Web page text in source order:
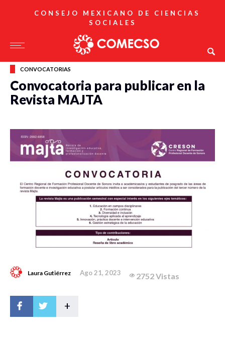
CONSEJO MEXICANO DE CIENCIAS
SOCIALES
CONVOCATORIAS
Convocatoria para publicar en la
Revista MAJTA
Laura Gutiérrez Ago 21, 2023 2752 Vistas
+